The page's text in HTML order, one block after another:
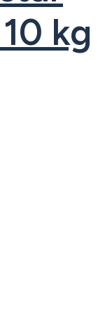
kg